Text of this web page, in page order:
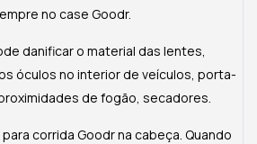
no case Goodr.
danificar o material das lentes,
óculos no interior de veículos, porta-
de fogão, secadores.
corrida Goodr na cabeça. Quando